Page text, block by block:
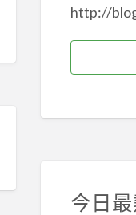
http://
今日